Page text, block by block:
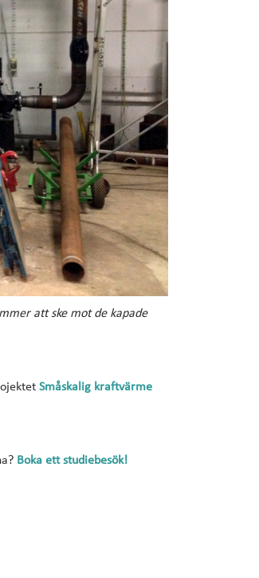
att ske mot de kapade
Småskalig kraftvärme
Boka ett studiebesök!